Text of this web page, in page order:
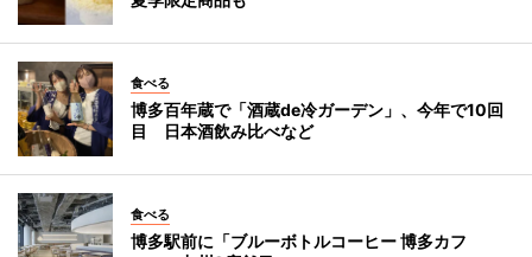
食べる
博多百年蔵で「酒蔵de冷ガーデン」、今年で10回
目 日本酒飲み比べなど
食べる
博多駅前に「ブルーボトルコーヒー 博多カフ